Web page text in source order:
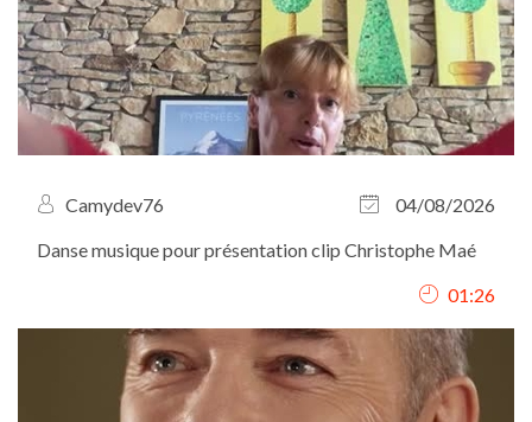
Camydev76
04/08/2026
Danse musique pour présentation clip Christophe Maé
01:26